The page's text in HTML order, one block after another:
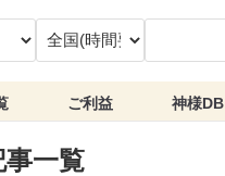
ご利益 神様DB
一覧